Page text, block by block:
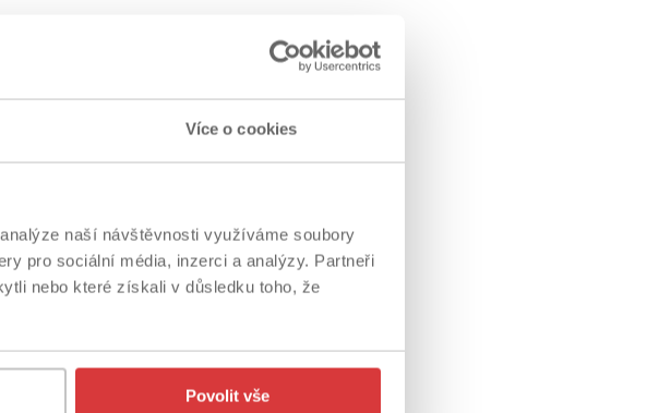
Více o cookies
naší návštěvnosti využíváme soubory
pro sociální média, inzerci a analýzy. Partneři
nebo které získali v důsledku toho, že
Povolit vše